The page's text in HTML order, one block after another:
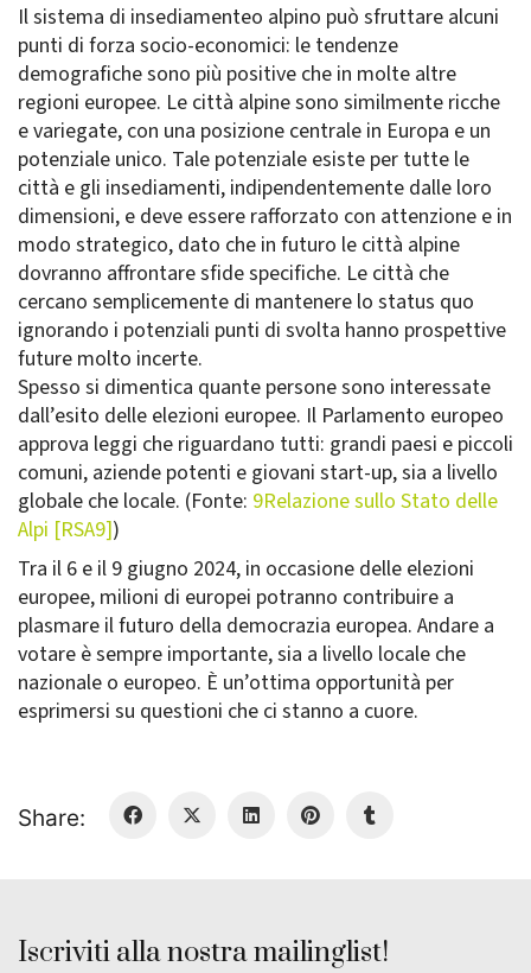
Il sistema di insediamenteo alpino può sfruttare alcuni
punti di forza socio-economici: le tendenze
demografiche sono più positive che in molte altre
regioni europee. Le città alpine sono similmente ricche
e variegate, con una posizione centrale in Europa e un
potenziale unico. Tale potenziale esiste per tutte le
città e gli insediamenti, indipendentemente dalle loro
dimensioni, e deve essere rafforzato con attenzione e in
modo strategico, dato che in futuro le città alpine
dovranno affrontare sfide specifiche. Le città che
cercano semplicemente di mantenere lo status quo
ignorando i potenziali punti di svolta hanno prospettive
future molto incerte.
Spesso si dimentica quante persone sono interessate
dall’esito delle elezioni europee. Il Parlamento europeo
approva leggi che riguardano tutti: grandi paesi e piccoli
comuni, aziende potenti e giovani start-up, sia a livello
globale che locale. (Fonte: 9Relazione sullo Stato delle
Alpi [RSA9])
Tra il 6 e il 9 giugno 2024, in occasione delle elezioni
europee, milioni di europei potranno contribuire a
plasmare il futuro della democrazia europea. Andare a
votare è sempre importante, sia a livello locale che
nazionale o europeo. È un’ottima opportunità per
esprimersi su questioni che ci stanno a cuore.
Share:
Iscriviti alla nostra mailinglist!